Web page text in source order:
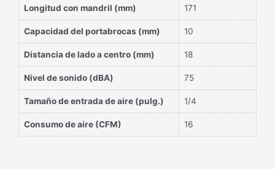
Longitud con mandril (mm) 171
Capacidad del portabrocas (mm) 10
Distancia de lado a centro (mm) 18
Nivel de sonido (dBA) 75
Tamaño de entrada de aire (pulg.) 1/4
Consumo de aire (CFM) 16